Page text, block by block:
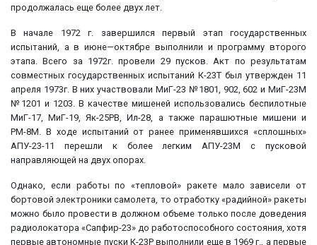
продолжалась еще более двух лет.
В начале 1972 г. завершился первый этап государственных
испытаний, а в июне—октябре выполнили и программу второго
этапа. Всего за 1972г. провели 29 пусков. Акт по результатам
совместных государственных испытаний К-23Т был утвержден 11
апреля 1973г. В них участвовали МиГ-23 №1801, 902, 602 и МиГ-23М
№1201 и 1203. В качестве мишеней использовались беспилотные
МиГ-17, МиГ-19, Як-25РВ, Ил-28, а также парашютные мишени и
РМ-8М. В ходе испытаний от ранее применявшихся «сплошных»
АПУ-23-11 перешли к более легким АПУ-23М с пусковой
направляющей на двух опорах.
Однако, если работы по «тепловой» ракете мало зависели от
бортовой электроники самолета, то отработку «радийной» ракеты
можно было провести в должном объеме только после доведения
радиолокатора «Сапфир-23» до работоспособного состояния, хотя
первые автономные пуски К-23Р выполнили еще в 1969 г., а первые